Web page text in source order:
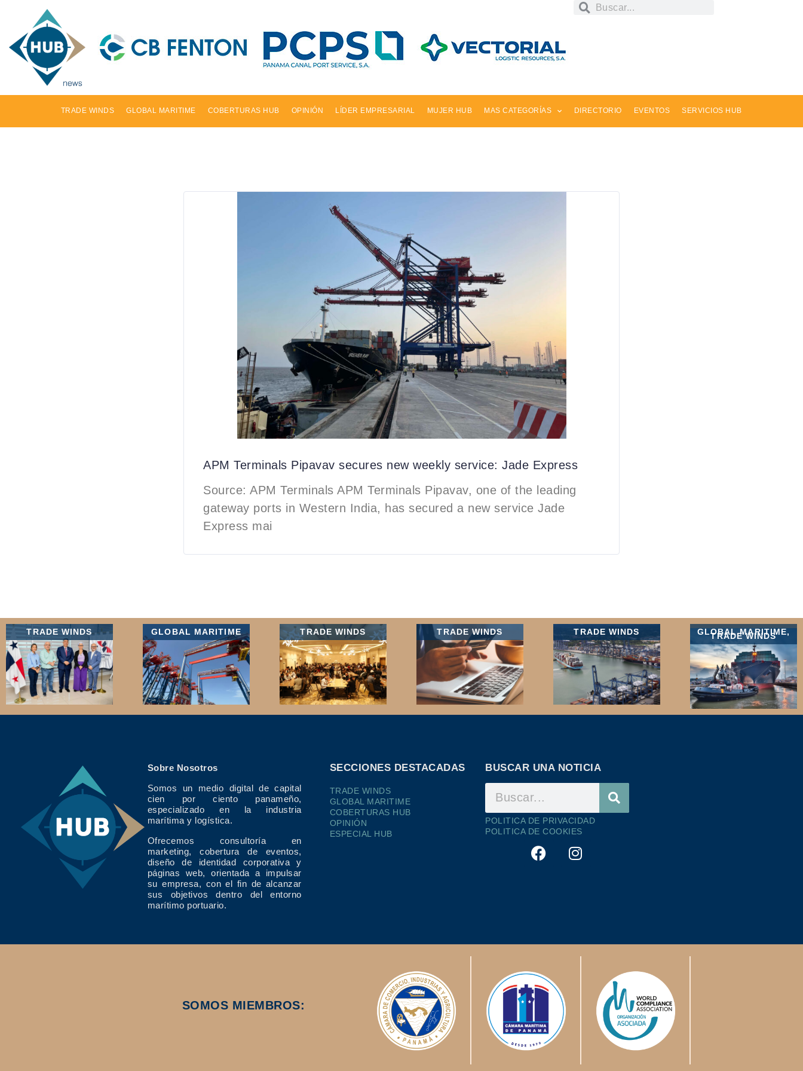
TRADE WINDS GLOBAL MARITIME COBERTURAS HUB OPINIÓN LÍDER EMPRESARIAL MUJER HUB MAS CATEGORÍAS DIRECTORIO EVENTOS SERVICIOS HUB
APM Terminals Pipavav secures new weekly service: Jade Express
Source: APM Terminals APM Terminals Pipavav, one of the leading
gateway ports in Western India, has secured a new service Jade
Express mai
TRADE WINDS GLOBAL MARITIME TRADE WINDS TRADE WINDS TRADE WINDS GLOBAL MARITIME,
TRADE WINDS
Sobre Nosotros
Somos un medio digital de capital
cien por ciento panameño,
especializado en la industria
marítima y logística.
Ofrecemos consultoría en
marketing, cobertura de eventos,
diseño de identidad corporativa y
páginas web, orientada a impulsar
su empresa, con el fin de alcanzar
sus objetivos dentro del entorno
marítimo portuario.
SECCIONES DESTACADAS
TRADE WINDS
GLOBAL MARITIME
COBERTURAS HUB
OPINIÓN
ESPECIAL HUB
BUSCAR UNA NOTICIA
POLITICA DE PRIVACIDAD
POLITICA DE COOKIES
SOMOS MIEMBROS: